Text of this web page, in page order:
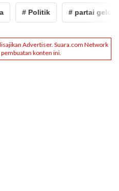
# Politik # partai gelora